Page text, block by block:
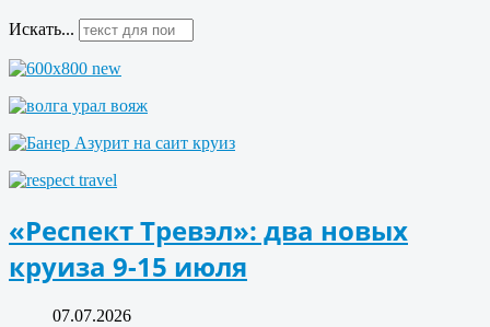
Искать...
«Респект Тревэл»: два новых
круиза 9-15 июля
07.07.2026